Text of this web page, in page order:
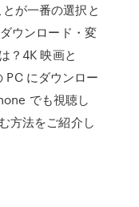
が一番の選択と
ウンロード・変
？4K 映画と
PC にダウンロー
でも視聴し
方法をご紹介し